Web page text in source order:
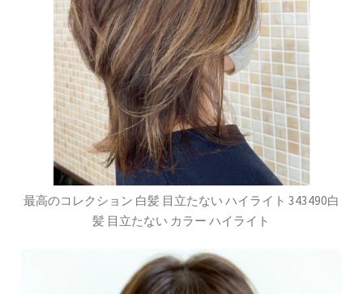
最高のコレクション 白髪 目立たない ハイライト 343490白
髪 目立たない カラー ハイライト